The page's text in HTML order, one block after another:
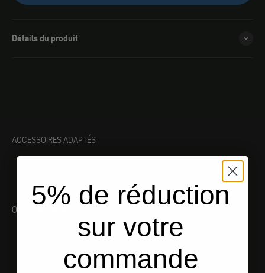
Détails du produit
ACCESSOIRES ADAPTÉS
OUTILLAGE ADAPTÉ
5% de réduction
sur votre
commande